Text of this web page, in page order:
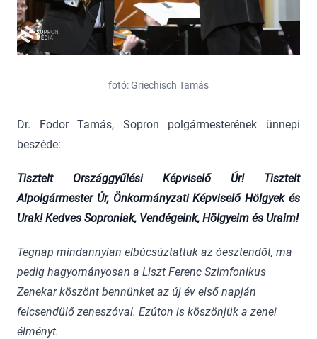
fotó: Griechisch Tamás
Dr. Fodor Tamás, Sopron polgármesterének ünnepi
beszéde:
Tisztelt Országgyűlési Képviselő Úr! Tisztelt
Alpolgármester Úr, Önkormányzati Képviselő Hölgyek és
Urak! Kedves Soproniak, Vendégeink, Hölgyeim és Uraim!
Tegnap mindannyian elbúcsúztattuk az óesztendőt, ma
pedig hagyományosan a Liszt Ferenc Szimfonikus
Zenekar köszönt bennünket az új év első napján
felcsendülő zeneszóval. Ezúton is köszönjük a zenei
élményt.